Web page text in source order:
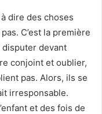
dire des choses
C’est la première
disputer devant
conjoint et oublier,
pas. Alors, ils se
irresponsable.
et des fois de